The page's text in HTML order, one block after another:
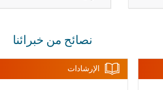
نصائح من خبرائنا
الإرشادات